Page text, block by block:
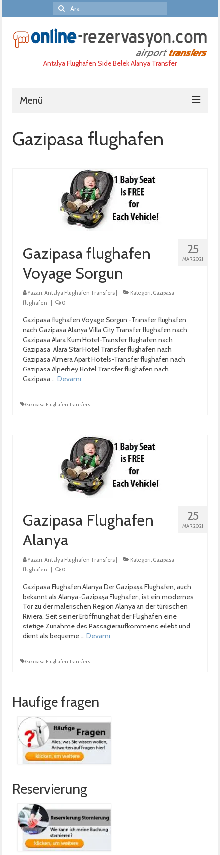
Şunu
ara:
Antalya Flughafen Side Belek Alanya Transfer
Menü
Haufige fragen
Port Aida Akdeniz
Gazipasa flughafen
25
MAR 2021
Gazipasa flughafen
Voyage Sorgun
Yazarı:Antalya Flughafen Transfers Kategori: Gazipasa
flughafen
0
Gazipasa flughafen Voyage Sorgun -Transfer flughafen
nach Gazipasa Alanya Villa City Transfer flughafen nach
Gazipasa Alara Kum Hotel-Transfer flughafen nach
Gazipasa Alara Star Hotel Transfer flughafen nach
Gazipasa Almera Apart Hotels-Transfer flughafen nach
Gazipasa Alperbey Hotel Transfer flughafen nach
Gazipasa … Devamı
Gazipasa Flughafen Transfers
25
MAR 2021
Gazipasa Flughafen
Alanya
Yazarı:Antalya Flughafen Transfers Kategori: Gazipasa
flughafen
0
Gazipasa Flughafen Alanya Der Gazipaşa Flughafen, auch
bekannt als Alanya-Gazipaşa Flughafen, ist ein modernes
Tor zu der malerischen Region Alanya an der türkischen
Riviera. Seit seiner Eröffnung hat der Flughafen eine
stetige Zunahme des Passagieraufkommens erlebt und
dient als bequeme … Devamı
Gazipasa Flughafen Transfers
Haufige fragen
Reservierung